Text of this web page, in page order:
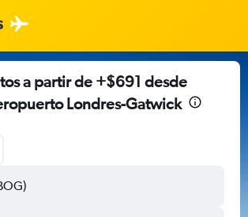
a partir de +$691 desde
Londres-Gatwick